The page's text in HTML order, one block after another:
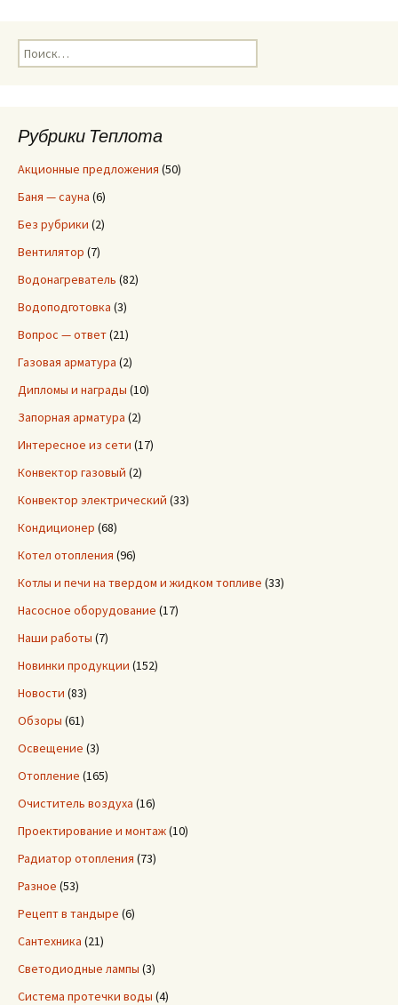
Н
а
:Рубрики Теплота
Акционные предложения (50)
Баня — сауна (6)
Без рубрики (2)
Вентилятор (7)
Водонагреватель (82)
Водоподготовка (3)
Вопрос — ответ(21)
Газовая арматура (2)
Дипломы и награды (10)
Запорная арматура (2)
Интересное из сети (17)
Конвектор газовый (2)
Конвектор электрический (33)
Кондиционер (68)
Котел отопления (96)
Котлы и печи на твердом и жидком топливе (33)
Насосное оборудование (17)
Наши работы (7)
Новинки продукции (152)
Новости (83)
Обзоры (61)
Освещение (3)
Отопление (165)
Очиститель воздуха (16)
Проектирование и монтаж(10)
Радиатор отопления (73)
Разное (53)
Рецепт в тандыре (6)
Сантехника (21)
Светодиодные лампы (3)
Система протечки воды (4)